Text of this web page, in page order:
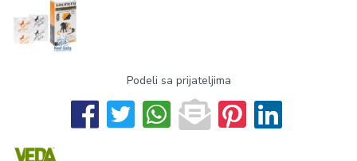
Podeli sa prijateljima